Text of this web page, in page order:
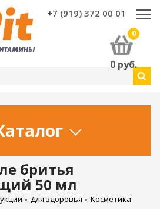
0
0 руб.
+7 (919) 372 00 01
бритья
50 мл
Для здоровья Косметика